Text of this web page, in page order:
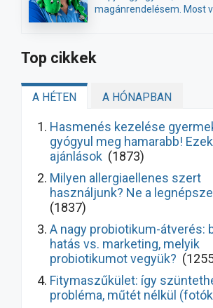
magánrendelésem. Most
Top cikkek
A HÉTEN A HÓNAPBAN
Hasmenés kezelése
gyógyul meg hamarabb!
ajánlások (1873)
Milyen allergiaellenes szert
használjunk? Ne a
(1837)
A nagy probiotikum-átverés:
hatás vs. marketing, melyik
probiotikumot vegyük?
Fitymaszűkület: így
probléma, műtét nélkül